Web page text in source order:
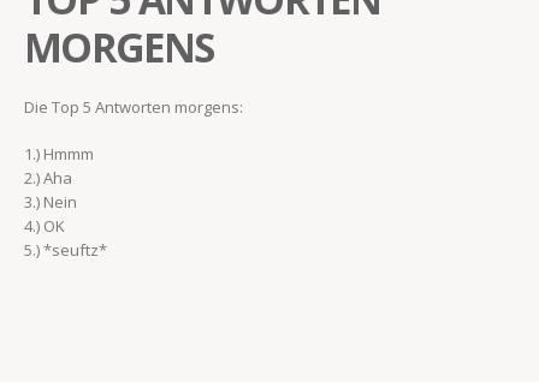
MORGENS
Die Top 5 Antworten morgens:
1.) Hmmm
2.) Aha
3.) Nein
4.) OK
5.) *seuftz*